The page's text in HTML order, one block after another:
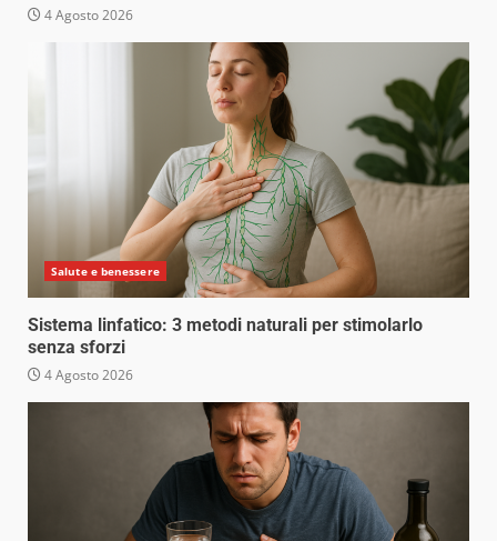
4 Agosto 2026
Salute e benessere
Sistema linfatico: 3 metodi naturali per stimolarlo
senza sforzi
4 Agosto 2026